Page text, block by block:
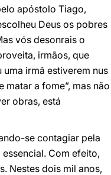
apóstolo Tiago,
Deus os pobres
vós desonrais o
irmãos, que
irmã estiverem nus
a fome”, mas não
obras, está
se contagiar pela
Com efeito,
Nestes dois mil anos,